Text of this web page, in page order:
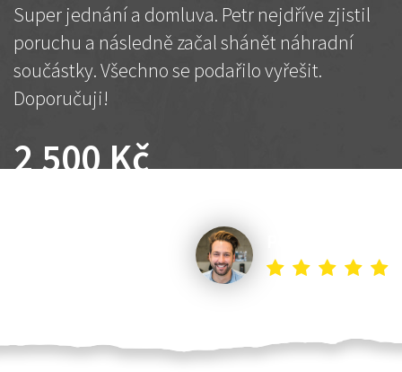
Super jednání a domluva. Petr nejdříve zjistil
poruchu a následně začal shánět náhradní
součástky. Všechno se podařilo vyřešit.
Doporučuji!
2 500 Kč